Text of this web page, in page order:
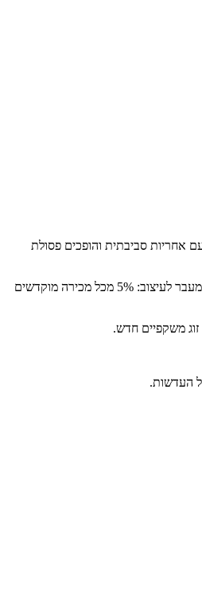
יוצרת משקפיים שמשלבים עיצוב עכשווי עם אחריות סביבתית והופכים פסולת
כל זוג משקפיים מספר סיפור של התחדשות – מבקבוקי פלסטיק, צמיגים ופחיות שתייה שזכו לחיים חדשים כמשקפיים מעוצבים ואיכותיים. אבל היופי האמיתי טמון בהשפעה של החברה מעבר לעיצוב: 5% מכל מכירה מוקדשים